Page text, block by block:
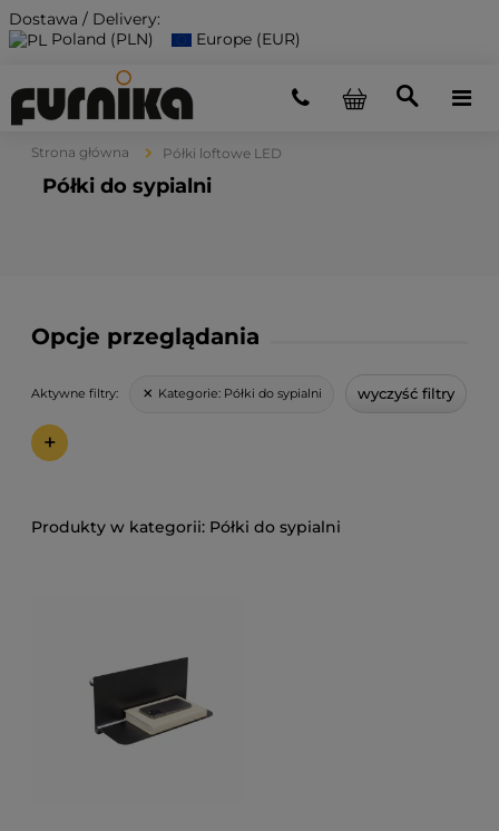
Dostawa / Delivery:
Poland (PLN)
Europe (EUR)
Strona główna Półki loftowe LED
Półki do sypialni
Opcje przeglądania
Aktywne filtry: Kategorie: Półki do sypialni wyczyść filtry
+
Półki do sypialni